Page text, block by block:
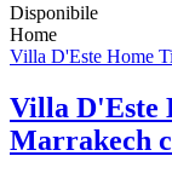
Disponibile
Home
Villa D'Este Home
Villa D'Este
Marrakech